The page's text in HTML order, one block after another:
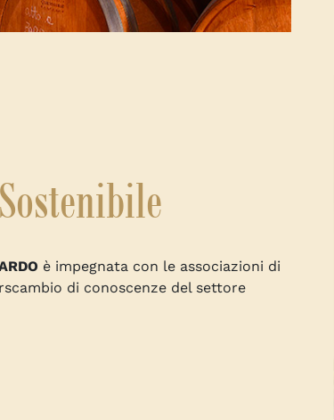
è impegnata con le associazioni di
di conoscenze del settore